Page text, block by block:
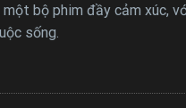
bộ phim đầy cảm xúc,
sống.